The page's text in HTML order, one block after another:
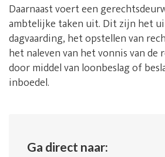
Daarnaast voert een
ambtelijke taken uit. Dit zijn het
dagvaarding, het opstellen van
het naleven van het vonnis van
door middel van loonbeslag of
inboedel.
Ga direct naar: